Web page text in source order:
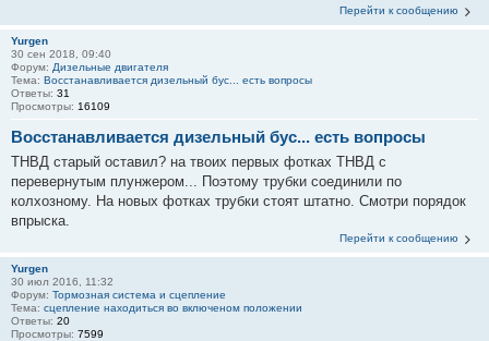
Перейти к сообщению
Yurgen
30 сен 2018, 09:40
Форум: Дизельные двигателя
Тема: Восстанавливается дизельный бус... есть вопросы
Ответы: 31
Просмотры: 16109
Восстанавливается дизельный бус... есть вопросы
ТНВД старый оставил? на твоих первых фотках ТНВД с
перевернутым плунжером... Поэтому трубки соединили по
колхозному. На новых фотках трубки стоят штатно. Смотри порядок
впрыска.
Перейти к сообщению
Yurgen
30 июл 2016, 11:32
Форум: Тормозная система и сцепление
Тема: сцепление находиться во включеном положении
Ответы: 20
Просмотры: 7599